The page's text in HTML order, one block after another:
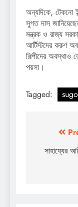
অন্যদিকে, টেকনো
সুগত দাস
মন্ত্রক ও রাজ্য
আর্টিস্টদের করুণ
শিল্পীদের
পয়সা।
Tagged:
সাহায্যের